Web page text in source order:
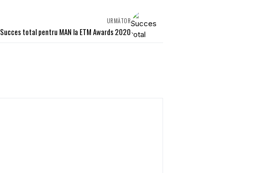
URMĂTOR
Succes total pentru MAN la ETM Awards 2020